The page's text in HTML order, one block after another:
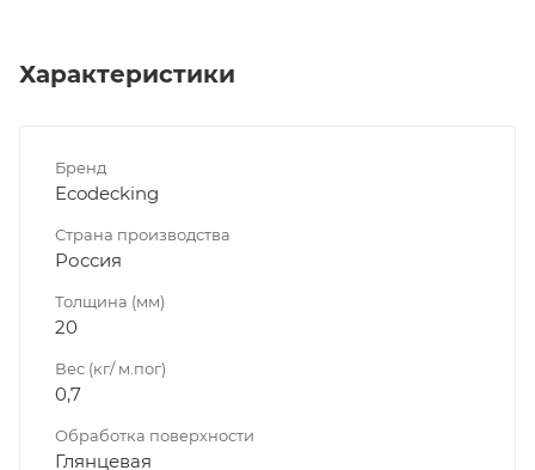
Характеристики
Бренд
Ecodecking
Страна производства
Россия
Толщина (мм)
20
Вес (кг/ м.пог)
0,7
Обработка поверхности
Глянцевая